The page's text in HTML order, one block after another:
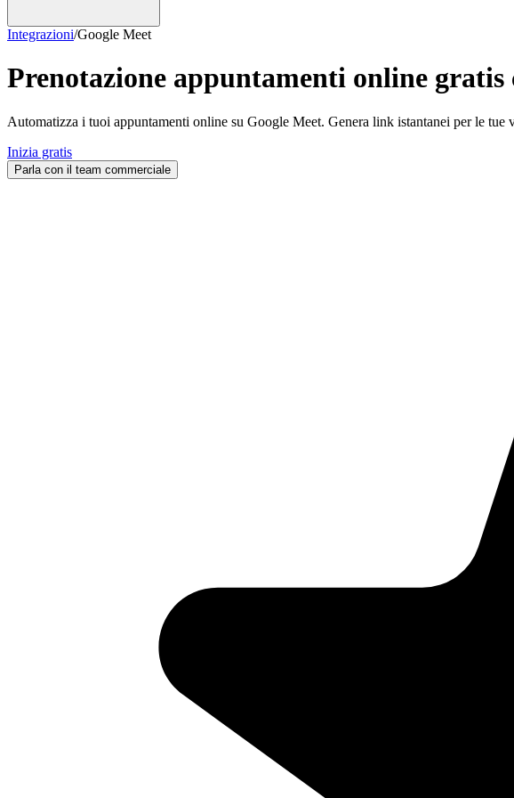
Integrazioni/Google Meet
Prenotazione appuntamenti online gratis
Automatizza i tuoi appuntamenti online su Google Meet. Genera link istantanei per le
Inizia gratis
Parla con il team commerciale